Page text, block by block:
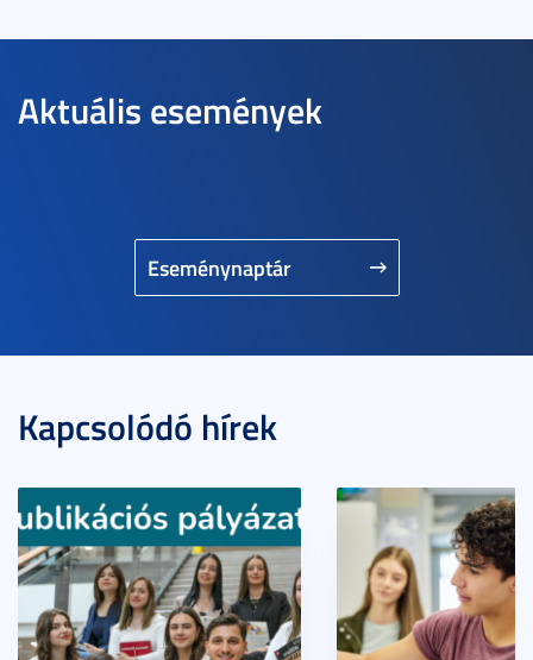
Aktuális események
Eseménynaptár
Kapcsolódó hírek